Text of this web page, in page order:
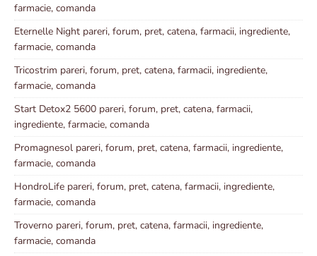
farmacie, comanda
Eternelle Night pareri, forum, pret, catena, farmacii, ingrediente,
farmacie, comanda
Tricostrim pareri, forum, pret, catena, farmacii, ingrediente,
farmacie, comanda
Start Detox2 5600 pareri, forum, pret, catena, farmacii,
ingrediente, farmacie, comanda
Promagnesol pareri, forum, pret, catena, farmacii, ingrediente,
farmacie, comanda
HondroLife pareri, forum, pret, catena, farmacii, ingrediente,
farmacie, comanda
Troverno pareri, forum, pret, catena, farmacii, ingrediente,
farmacie, comanda